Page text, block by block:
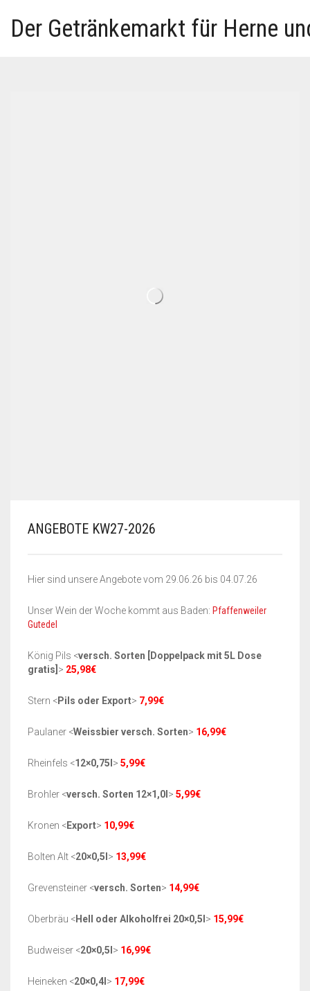
Der Getränkemarkt für Herne
ANGEBOTE KW27-2026
Hier sind unsere Angebote vom 29.06.26 bis 04.07.26
Unser Wein der Woche kommt aus Baden: Pfaffenweiler
Gutedel
König Pils <versch. Sorten [Doppelpack mit 5L Dose
gratis] > 25,98€
Stern <Pils oder Export> 7,99€
Paulaner <Weissbier versch. Sorten> 16,99€
Rheinfels <12×0,75l > 5,99€
Brohler <versch. Sorten 12×1,0l > 5,99€
Kronen <Export> 10,99€
Bolten Alt <20×0,5l > 13,99€
Grevensteiner <versch. Sorten> 14,99€
Oberbräu <Hell oder Alkoholfrei 20×0,5l > 15,99€
Budweiser <20×0,5l > 16,99€
Heineken <20×0,4l > 17,99€